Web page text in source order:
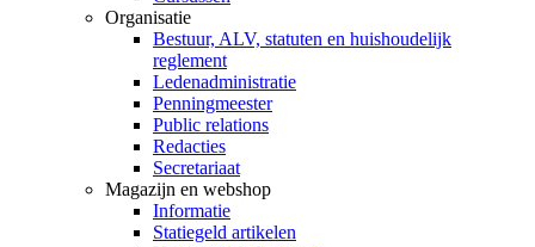
Organisatie
Bestuur, ALV, statuten en huishoudelijk
reglement
Ledenadministratie
Penningmeester
Public relations
Redacties
Secretariaat
Magazijn en webshop
Informatie
Statiegeld artikelen